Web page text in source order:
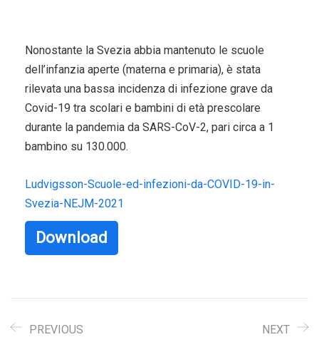
Nonostante la Svezia abbia mantenuto le scuole
dell’infanzia aperte (materna e primaria), è stata
rilevata una bassa incidenza di infezione grave da
Covid-19 tra scolari e bambini di età prescolare
durante la pandemia da SARS-CoV-2, pari circa a 1
bambino su 130.000.
Ludvigsson-Scuole-ed-infezioni-da-COVID-19-in-
Svezia-NEJM-2021
Download
PREVIOUS NEXT